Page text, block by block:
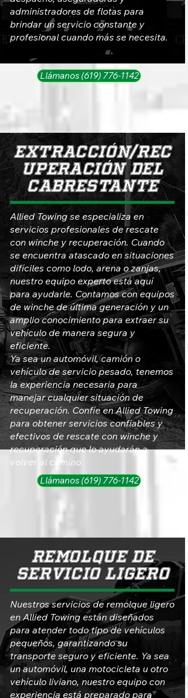
administradores de flotas para
brindar un servicio constante y
profesional cuando más se necesita.
Llámanos (619) 776-1142
EXTRACCIÓN/REC
UPERACIÓN DEL
CABRESTANTE
Allied Towing se especializa en
servicios profesionales de rescate
con winche y recuperación. Cuando
se encuentra atascado en situaciones
difíciles como lodo, arena o zanjas,
nuestro equipo experto está aquí
para ayudarle. Contamos con equipos
de winche de última generación y un
amplio conocimiento para extraer su
vehículo de manera segura y
eficiente.
Ya sea un automóvil, camión o
vehículo de servicio pesado, tenemos
la experiencia necesaria para
manejar cualquier situación de
recuperación. Confíe en Allied Towing
para obtener servicios confiables y
efectivos de rescate con winche y
recuperación que lo ayudarán a
volver al camino.
Llámanos (619) 776-1142
REMOLQUE DE
SERVICIO LIGERO
Nuestros servicios de remolque ligero
en Allied Towing están diseñados
para atender todo tipo de vehículos
pequeños, garantizando su
transporte seguro y eficiente. Ya sea
un automóvil, una motocicleta u otro
vehículo liviano, nuestro equipo con
experiencia está preparado para